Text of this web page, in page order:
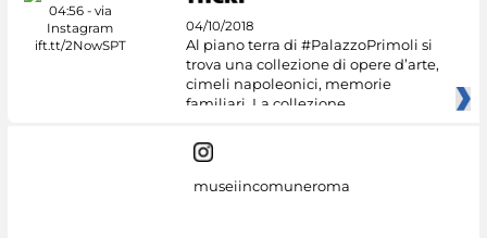
04/10/2018
Al piano terra di #PalazzoPrimoli si
trova una collezione di opere d’arte,
cimeli napoleonici, memorie
familiari. La collezione
museiincomuneroma